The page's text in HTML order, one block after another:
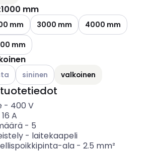
:1000 mm
mm 3000 mm
4000 mm
mm
olevat vaihtoehdotolevat vaihtoehdot
Katso käytettävissä olevat
sininen valkoinen
- 400 V
16 A
- 5
- laitekaapeli
ala- 2.5 mm²